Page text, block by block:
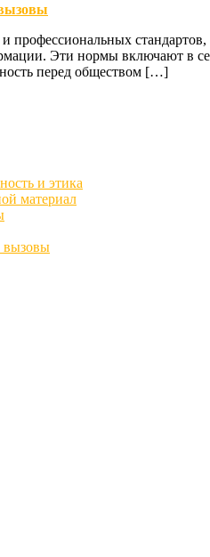
Эти нормы включают в
перед обществом […]
и этика
материал
вызовы